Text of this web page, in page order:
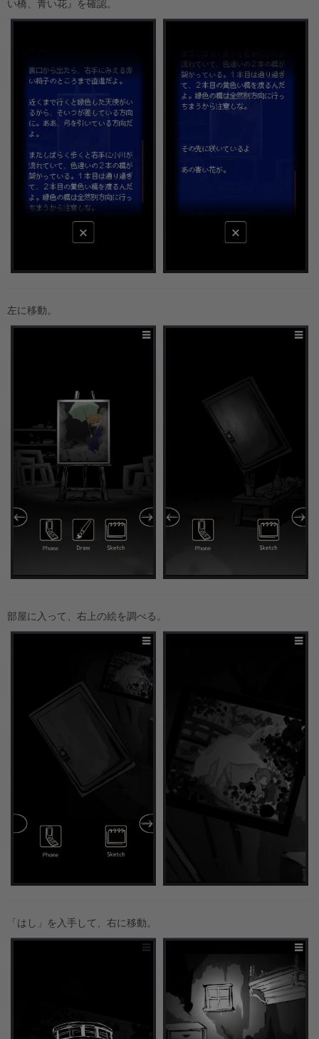
い橋、青い花』を確認。
左に移動。
部屋に入って、右上の絵を調べる。
「はし」を入手して、右に移動。